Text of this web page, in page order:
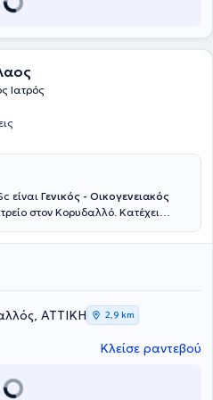
Ιατρός
είναι Γενικός - Οικογενειακός
στον Κορυδαλλό. Κατέχει
Διατηρεί ιδιωτικό ιατρείο
Γενικού Νοσοκομείου Νίκαιας
της Ιατρικής Σχολής του
και κάτοχος
του Πανεπιστημίου
ολιστική και εξατομικευμένη
και διαχείριση
ΑΤΤΙΚΗ 2,9 km
Κλείσε ραντεβού